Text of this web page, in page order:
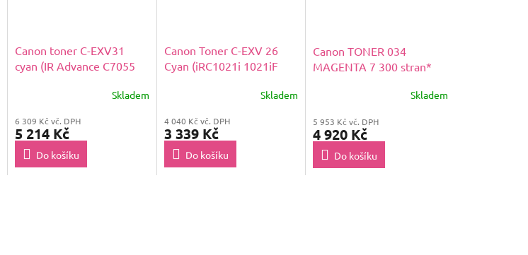
Canon toner C-EXV31
cyan (IR Advance C7055
Skladem
6 309 Kč vč. DPH
5 214 Kč
Do košíku
Canon Toner C-EXV 26
Cyan (iRC1021i 1021iF
Skladem
4 040 Kč vč. DPH
3 339 Kč
Do košíku
Canon TONER 034
MAGENTA 7 300 stran*
Skladem
5 953 Kč vč. DPH
4 920 Kč
Do košíku